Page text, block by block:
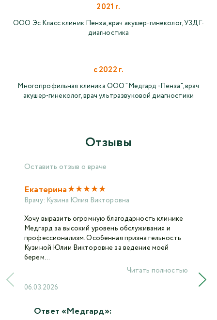
2021 г.
ООО Эс Класс клиник Пенза, врач акушер-гинеколог, УЗДГ-
диагностика
с 2022 г.
Многопрофильная клиника ООО "Медгард -Пенза", врач
акушер-гинеколог, врач ультразвуковой диагностики
Отзывы
Оставить отзыв о враче
Екатерина★★★★★
Врачу: Кузина Юлия Викторовна
Хочу выразить огромную благодарность клинике
Медгард за высокий уровень обслуживания и
профессионализм. Особенная признательность
Кузиной Юлии Викторовне за ведение моей
берем...
06.03.2026
Читать полностью
Ответ «Медгард»: